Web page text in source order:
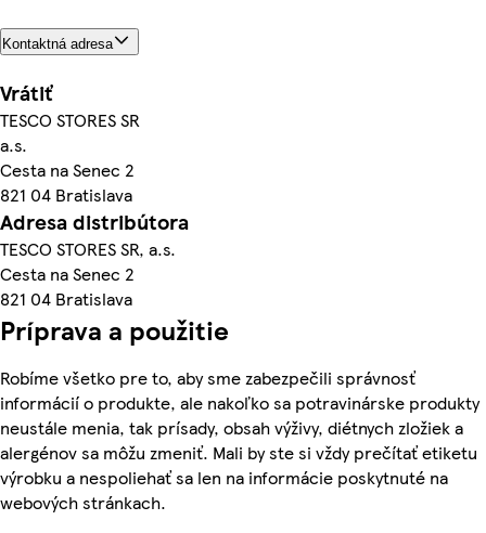
Kontaktná adresa
Vrátiť
TESCO STORES SR
a.s.
Cesta na Senec 2
821 04 Bratislava
Adresa distribútora
TESCO STORES SR, a.s.
Cesta na Senec 2
821 04 Bratislava
Príprava a použitie
Robíme všetko pre to, aby sme zabezpečili správnosť
informácií o produkte, ale nakoľko sa potravinárske produkty
neustále menia, tak prísady, obsah výživy, diétnych zložiek a
alergénov sa môžu zmeniť. Mali by ste si vždy prečítať etiketu
výrobku a nespoliehať sa len na informácie poskytnuté na
webových stránkach.